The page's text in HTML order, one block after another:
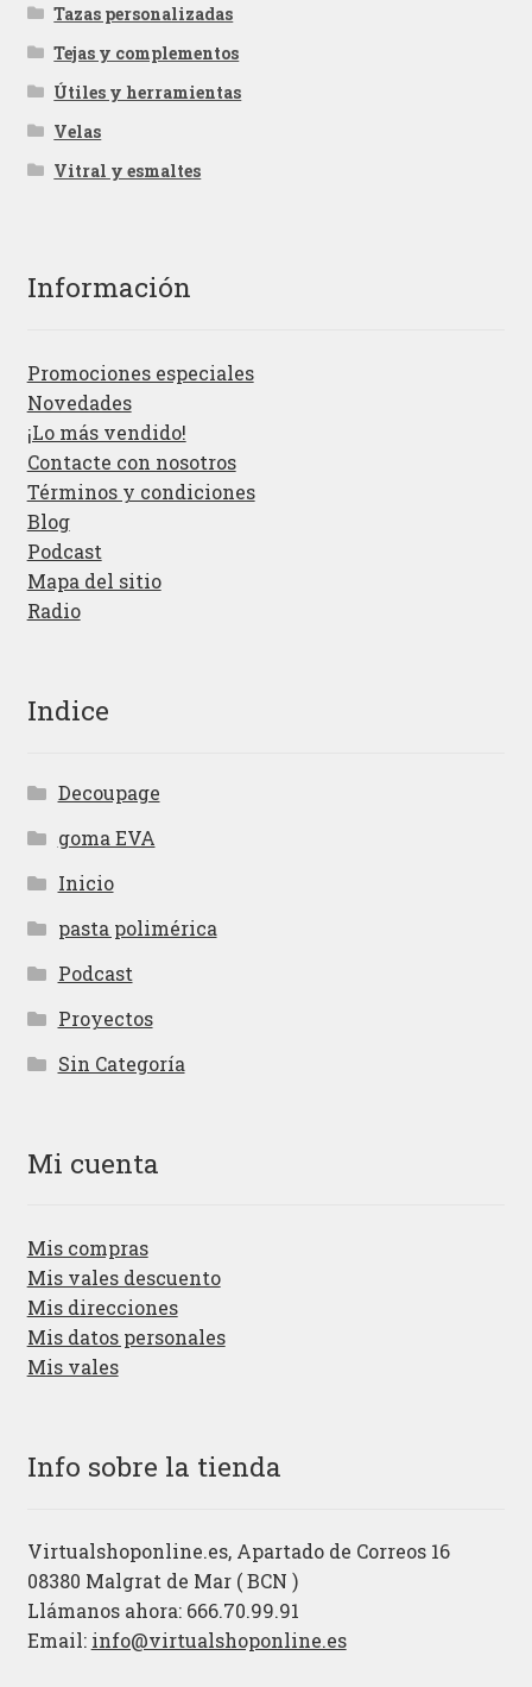
Tazas personalizadas
Tejas y complementos
Útiles y herramientas
Velas
Vitral y esmaltes
Información
Promociones especiales
Novedades
¡Lo más vendido!
Contacte con nosotros
Términos y condiciones
Blog
Podcast
Mapa del sitio
Radio
Indice
Decoupage
goma EVA
Inicio
pasta polimérica
Podcast
Proyectos
Sin Categoría
Mi cuenta
Mis compras
Mis vales descuento
Mis direcciones
Mis datos personales
Mis vales
Info sobre la tienda
Virtualshoponline.es, Apartado de Correos 16
08380 Malgrat de Mar ( BCN )
Llámanos ahora: 666.70.99.91
Email: info@virtualshoponline.es